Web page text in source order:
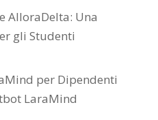
AlloraDelta: Una
gli Studenti
per Dipendenti
LaraMind